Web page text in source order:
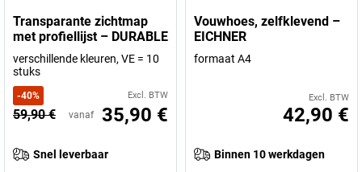
Transparante zichtmap
met profiellijst – DURABLE
verschillende kleuren, VE = 10
stuks
-40% Excl. BTW
59,90 € vanaf 35,90 €
Snel leverbaar
Vouwhoes, zelfklevend –
EICHNER
formaat A4
Excl. BTW
42,90 €
Binnen 10 werkdagen